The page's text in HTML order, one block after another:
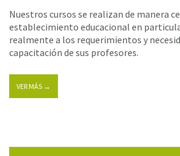
Nuestros cursos se realizan de manera
establecimiento educacional en
realmente a los requerimientos y
capacitación de sus profesores.
VER MÁS →